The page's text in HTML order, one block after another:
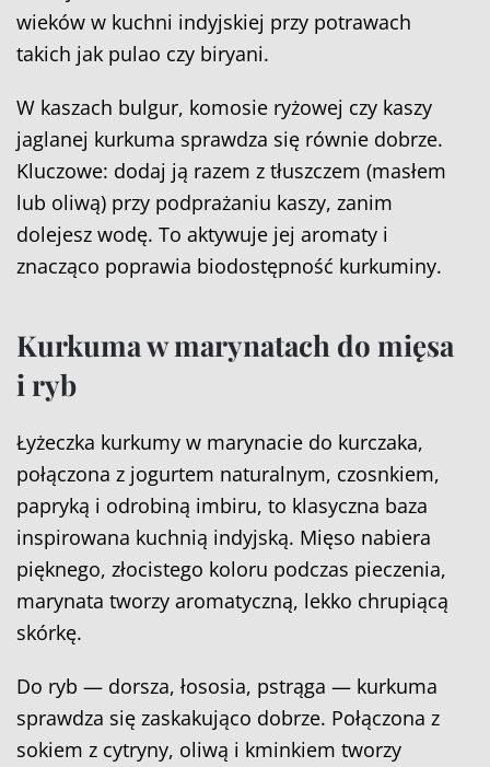
wieków w kuchni indyjskiej przy potrawach
takich jak pulao czy biryani.
W kaszach bulgur, komosie ryżowej czy kaszy
jaglanej kurkuma sprawdza się równie dobrze.
Kluczowe: dodaj ją razem z tłuszczem (masłem
lub oliwą) przy podprażaniu kaszy, zanim
dolejesz wodę. To aktywuje jej aromaty i
znacząco poprawia biodostępność kurkuminy.
Kurkuma w marynatach do mięsa
i ryb
Łyżeczka kurkumy w marynacie do kurczaka,
połączona z jogurtem naturalnym, czosnkiem,
papryką i odrobiną imbiru, to klasyczna baza
inspirowana kuchnią indyjską. Mięso nabiera
pięknego, złocistego koloru podczas pieczenia,
marynata tworzy aromatyczną, lekko chrupiącą
skórkę.
Do ryb — dorsza, łososia, pstrąga — kurkuma
sprawdza się zaskakująco dobrze. Połączona z
sokiem z cytryny, oliwą i kminkiem tworzy